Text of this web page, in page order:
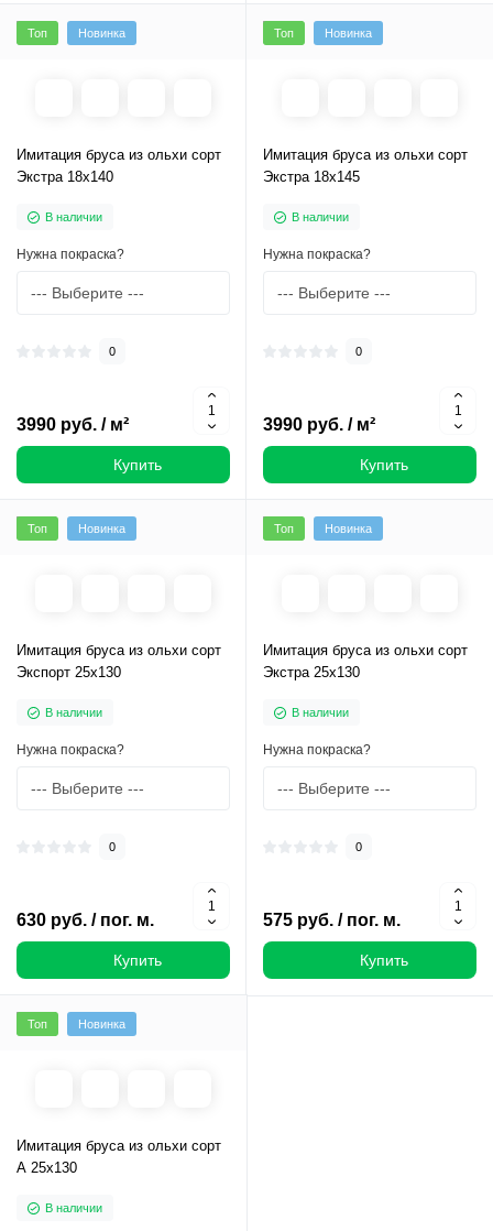
Топ Новинка
Имитация бруса из ольхи сорт
Экстра 18х140
В наличии
Нужна покраска?
0
3990 руб. / м²
Купить
Топ Новинка
Имитация бруса из ольхи сорт
Экстра 18х145
В наличии
Нужна покраска?
0
3990 руб. / м²
Купить
Топ Новинка
Имитация бруса из ольхи сорт
Экспорт 25х130
В наличии
Нужна покраска?
0
630 руб. / пог. м.
Купить
Топ Новинка
Имитация бруса из ольхи сорт
Экстра 25х130
В наличии
Нужна покраска?
0
575 руб. / пог. м.
Купить
Топ Новинка
Имитация бруса из ольхи сорт
А 25х130
В наличии